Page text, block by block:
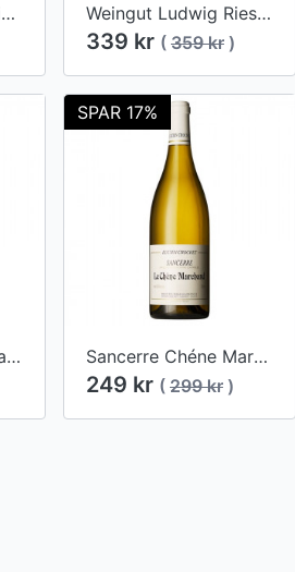
Weingut Ludwig Weißburgunder "Der Wein vom Stein" 2019 Weingut Ludwig Riesling "Ried Rothenbart" 2019
339 kr ( 359 kr)
14 Hands Chardonnay 2016 Washington State
SPAR 17%
Sancerre Chéne Marchand 2016
249 kr ( 299 kr)